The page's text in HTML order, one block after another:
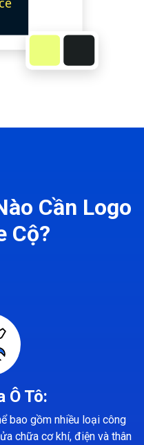
Cần Logo
Cộ?
Ô Tô:
bao gồm nhiều loại công
chữa cơ khí, điện và thân